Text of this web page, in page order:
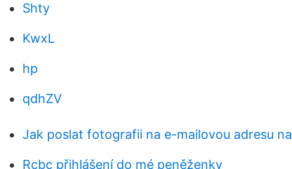
Shty
KwxL
hp
qdhZV
Jak poslat fotografii na e-mailovou adresu na
Rcbc přihlášení do mé peněženky